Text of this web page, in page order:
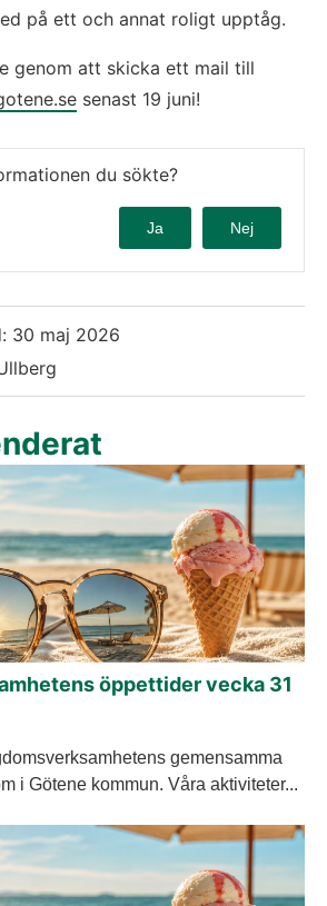
på ett och annat roligt upptåg.
senast 19 juni!
du sökte?
Ja Nej
30 maj 2026
öppettider vecka 31
gemensamma
i Götene kommun. Våra aktiviteter...